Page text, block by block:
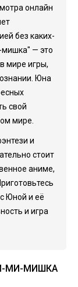
онлайн
без каких-
— это
мире игры,
Юна
свой
мире.
и
стоит
аниме,
Юной и её
и игра
МИ-МИШКА